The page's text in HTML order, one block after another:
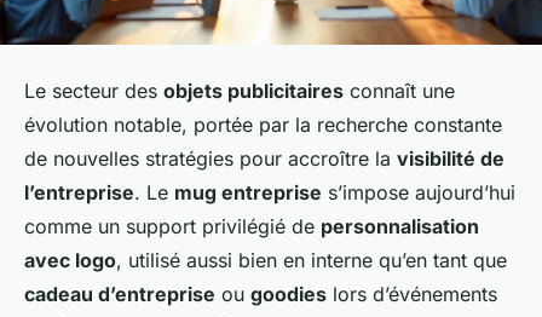
Le secteur des objets publicitaires connaît une
évolution notable, portée par la recherche constante
de nouvelles stratégies pour accroître la visibilité de
l’entreprise. Le mug entreprise s’impose aujourd’hui
comme un support privilégié de personnalisation
avec logo, utilisé aussi bien en interne qu’en tant que
cadeau d’entreprise ou goodies lors d’événements